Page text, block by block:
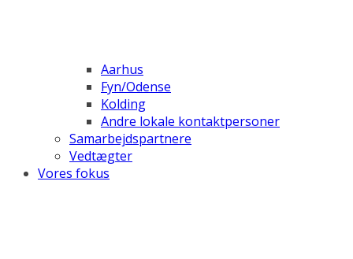
Aarhus
Fyn/Odense
Kolding
Andre lokale kontaktpersoner
Samarbejdspartnere
Vedtægter
Vores fokus